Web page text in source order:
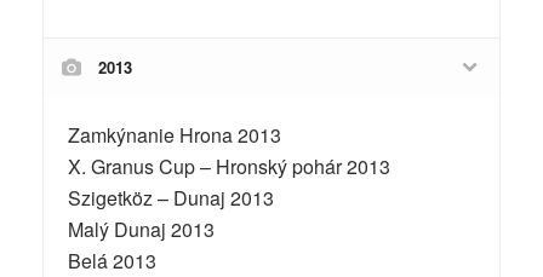
2013
Zamkýnanie Hrona 2013
X. Granus Cup – Hronský pohár 2013
Szigetköz – Dunaj 2013
Malý Dunaj 2013
Belá 2013